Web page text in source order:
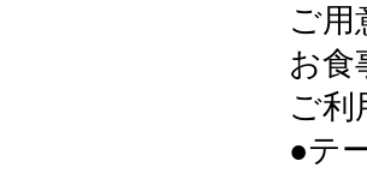
ご用
お食
ご利
●テ